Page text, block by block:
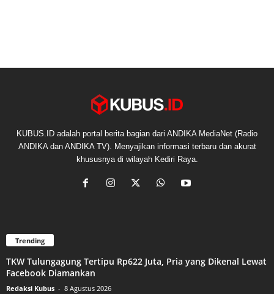
KUBUS.ID adalah portal berita bagian dari ANDIKA MediaNet (Radio
ANDIKA dan ANDIKA TV). Menyajikan informasi terbaru dan akurat
khususnya di wilayah Kediri Raya.
Trending
TKW Tulungagung Tertipu Rp622 Juta, Pria yang Dikenal Lewat
Facebook Diamankan
Redaksi Kubus - 8 Agustus 2026